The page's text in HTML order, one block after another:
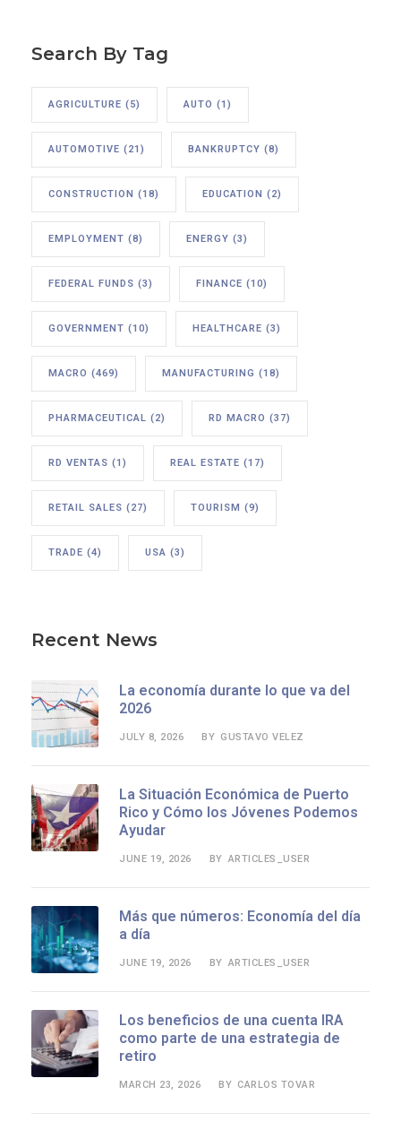
Search By Tag
AGRICULTURE (5) AUTO (1)
AUTOMOTIVE (21) BANKRUPTCY (8)
CONSTRUCTION (18) EDUCATION (2)
EMPLOYMENT (8) ENERGY (3)
FEDERAL FUNDS (3) FINANCE (10)
GOVERNMENT (10) HEALTHCARE (3)
MACRO (469) MANUFACTURING (18)
PHARMACEUTICAL (2) RD MACRO (37)
RD VENTAS (1) REAL ESTATE (17)
RETAIL SALES (27) TOURISM (9)
TRADE (4) USA (3)
Recent News
La economía durante lo que va del
2026
JULY 8, 2026 BY GUSTAVO VELEZ
La Situación Económica de Puerto
Rico y Cómo los Jóvenes Podemos
Ayudar
JUNE 19, 2026 BY ARTICLES_USER
Más que números: Economía del día
a día
JUNE 19, 2026 BY ARTICLES_USER
Los beneficios de una cuenta IRA
como parte de una estrategia de
retiro
MARCH 23, 2026 BY CARLOS TOVAR